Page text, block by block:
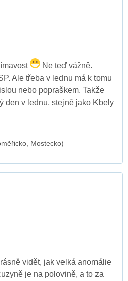
Ne teď vážně.
Ale třeba v lednu má k tomu
nebo popraškem. Takže
den v lednu, stejně jako Kbely
Mostecko)
vidět, jak velká anomálie
je na polovině, a to za